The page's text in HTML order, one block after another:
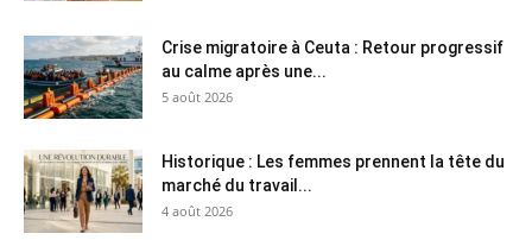
Crise migratoire à Ceuta : Retour progressif
au calme après une...
5 août 2026
Historique : Les femmes prennent la tête du
marché du travail...
4 août 2026